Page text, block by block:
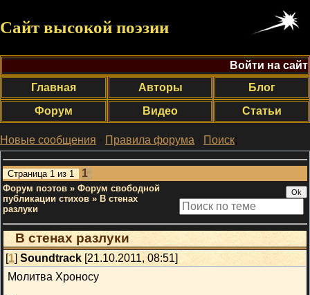
Сайт высокой поэзии
Войти на сайт
Главная
Авторы
Блог
Форум
Видео Статьи
Новые сообщения · Правила форума · Поиск;
Страница 1 из 1 1
Форум поэтов » Форум свободной
публикации стихов » В стенах
разлуки
В стенах разлуки
[1] Soundtrack [21.10.2011, 08:51]
Молитва Хроносу